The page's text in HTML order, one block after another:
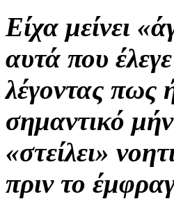
Είχα μείνει
αυτά που
λέγοντας πως
σημαντικό
«στείλει»
πριν το